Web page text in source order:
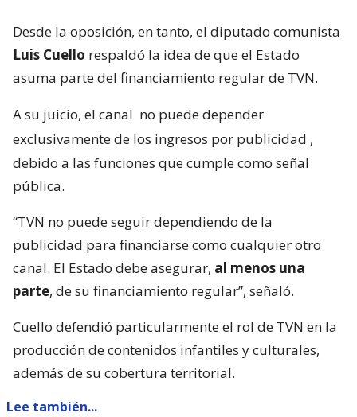
Desde la oposición, en tanto, el diputado comunista
Luis Cuello respaldó la idea de que el Estado
asuma parte del financiamiento regular de TVN.
A su juicio, el canal no puede depender
exclusivamente de los ingresos por publicidad ,
debido a las funciones que cumple como señal
pública.
“TVN no puede seguir dependiendo de la
publicidad para financiarse como cualquier otro
canal. El Estado debe asegurar, al menos una
parte, de su financiamiento regular”, señaló.
Cuello defendió particularmente el rol de TVN en la
producción de contenidos infantiles y culturales,
además de su cobertura territorial.
Lee también...